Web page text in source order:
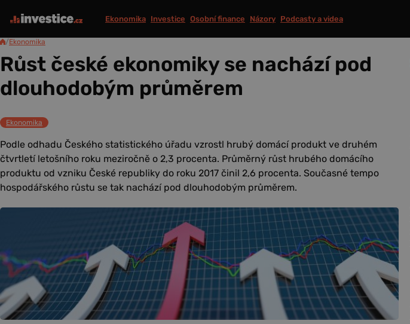
Ekonomika Investice Osobní finance Názory Podcasty a videa
/Ekonomika
Růst české ekonomiky se nachází pod
dlouhodobým průměrem
Ekonomika
Podle odhadu Českého statistického úřadu vzrostl hrubý domácí produkt ve druhém
čtvrtletí letošního roku meziročně o 2,3 procenta. Průměrný růst hrubého domácího
produktu od vzniku České republiky do roku 2017 činil 2,6 procenta. Současné tempo
hospodářského růstu se tak nachází pod dlouhodobým průměrem.